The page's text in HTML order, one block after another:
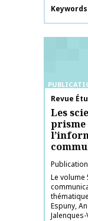
Keywords
Revue
Les
prisme
Le volume
Espuny,